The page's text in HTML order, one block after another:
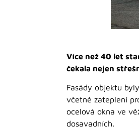
Více než 40 let
čekala nejen
Fasády objektu
včetně zateplení
ocelová okna ve
dosavadních.